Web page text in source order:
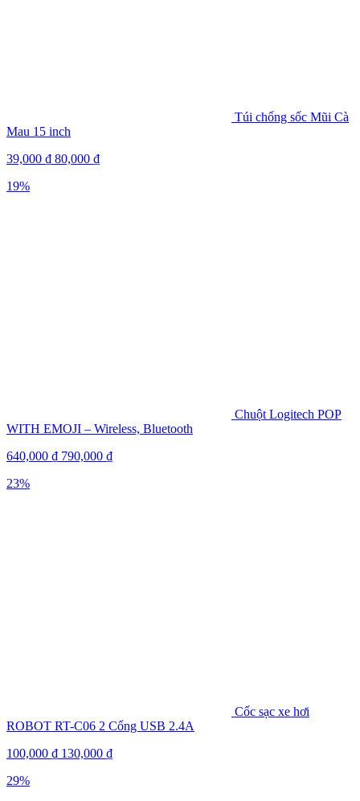
Túi chống sốc Mũi Cà
Mau 15 inch
39,000 ₫ 80,000 ₫
19%
Chuột Logitech POP
WITH EMOJI – Wireless, Bluetooth
640,000 ₫ 790,000 ₫
23%
Cốc sạc xe hơi
ROBOT RT-C06 2 Cổng USB 2.4A
100,000 ₫ 130,000 ₫
29%